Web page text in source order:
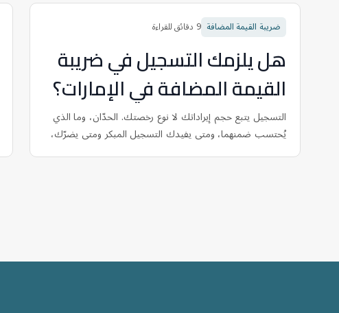
ضريبة القيمة المضافة 9 دقائق للقراءة
هل يلزمك التسجيل في ضريبة
القيمة المضافة في الإمارات؟
التسجيل يتبع حجم إيراداتك لا نوع رخصتك. الحدّان، وما الذي
يُحتسب ضمنهما، ومتى يفيدك التسجيل المبكر ومتى يضرّك،
وما الذي يترتب عليك بعد التسجيل.